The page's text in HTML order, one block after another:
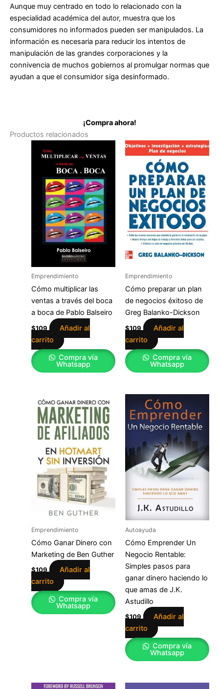
Aunque muy centrado en todo lo relacionado con la
especialidad académica del autor, muestra que los
consumidores no informados pueden ser manipulados. La
información es necesaria para reducir los intentos de
manipulación de las grandes corporaciones y la
connivencia de muchos gobiernos al promulgar normas que
ayudan a que el consumidor siga desinformado.
¡Compra ahora!
Productos relacionados
Emprendimiento
Cómo multiplicar las
ventas a través del boca
a boca de Pablo Balseiro
$109
Añadir al
carrito
Compra vía
Whatsapp
Emprendimiento
Cómo preparar un plan
de negocios éxitoso de
Greg Balanko-Dickson
$109
Añadir al
carrito
Compra vía
Whatsapp
Emprendimiento
Cómo Ganar Dinero con
Marketing de Ben Guther
$109
Añadir al
carrito
Compra vía
Whatsapp
Autoayuda
Cómo Emprender Un
Negocio Rentable:
Simples pasos para
ganar dinero haciendo lo
que amas de J.K.
Astudillo
$109
Añadir al
carrito
Compra vía
Whatsapp